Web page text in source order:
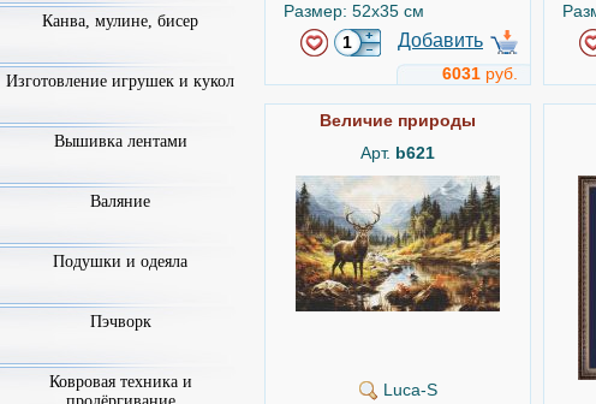
Размер: 52x35 см
Добавить
6031 руб.
Величие природы
Арт. b621
Luca-S
Канва, мулине, бисер
Изготовление игрушек и кукол
Вышивка лентами
Валяние
Подушки и одеяла
Пэчворк
Ковровая техника и